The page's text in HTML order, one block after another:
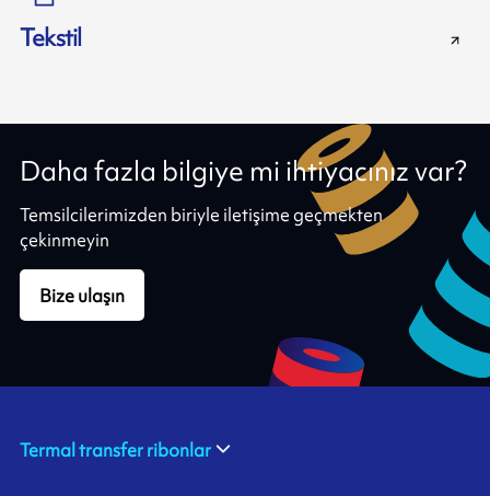
Tekstil
Daha fazla bilgiye mi ihtiyacınız var?
Temsilcilerimizden biriyle iletişime geçmekten
çekinmeyin
Bize ulaşın
Termal transfer ribonlar